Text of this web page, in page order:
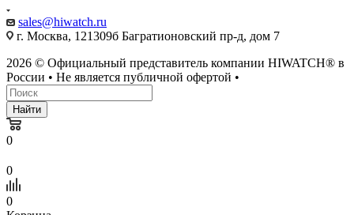
sales@hiwatch.ru
г. Москва, 121309б Багратионовский пр-д, дом 7
2026 © Официальный представитель компании HIWATCH® в
России • Не является публичной офертой •
Найти
0
0
0